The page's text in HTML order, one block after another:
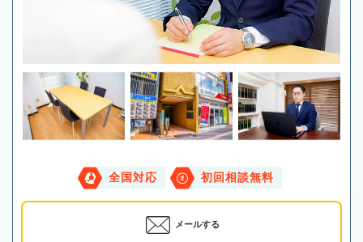
全国対応 初回相談無料
メールする